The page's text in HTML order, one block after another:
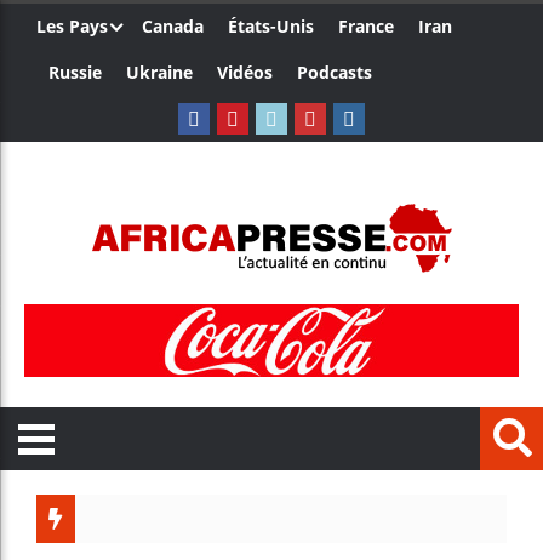
Les Pays Canada États-Unis France
Iran
Russie
Ukraine Vidéos Podcasts